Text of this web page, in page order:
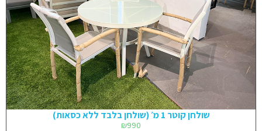
שולחן קוטר 1 מ׳ (שולחן בלבד ללא כסאות)
₪990